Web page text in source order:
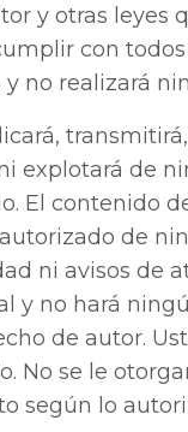
y otras leyes
con
no realizará
explotará de
El contenido
de
ni avisos de
y no hará
de autor.
No se le
según lo